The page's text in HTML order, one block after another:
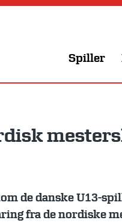
Spiller
de danske U13-
fra de nordiske